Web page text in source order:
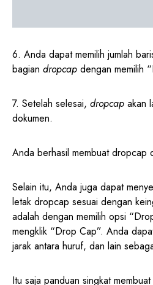
6. Anda dapat memilih jumlah
bagian dropcap dengan memilih
7. Setelah selesai, dropcap akan
dokumen.
Anda berhasil membuat dropcap
Selain itu, Anda juga dapat
letak dropcap sesuai dengan
adalah dengan memilih opsi
mengklik “Drop Cap”. Anda
jarak antara huruf, dan lain
Itu saja panduan singkat